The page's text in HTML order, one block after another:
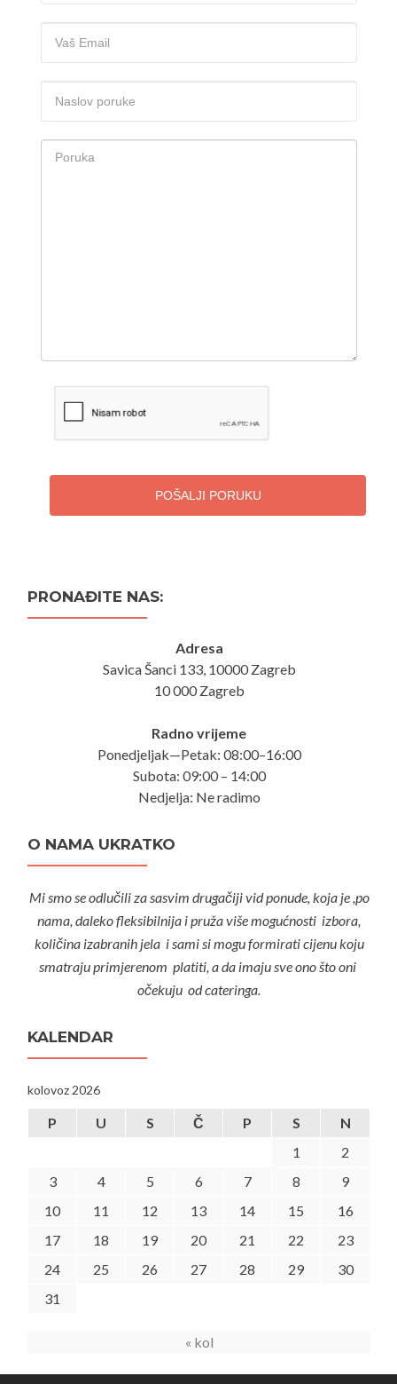
POŠALJI PORUKU
PRONAĐITE NAS:
Adresa
Savica Šanci 133, 10000 Zagreb
10 000 Zagreb
Radno vrijeme
Ponedjeljak—Petak: 08:00–16:00
Subota: 09:00 – 14:00
Nedjelja: Ne radimo
O NAMA UKRATKO
Mi smo se odlučili za sasvim drugačiji vid ponude, koja je ,po
nama, daleko fleksibilnija i pruža više mogućnosti izbora,
količina izabranih jela i sami si mogu formirati cijenu koju
smatraju primjerenom platiti, a da imaju sve ono što oni
očekuju od cateringa.
KALENDAR
kolovoz 2026
P U S Č P S
N
1
2
3
4 5 6 7 8
9
10
11 12 13 14 15
16
17
18 19 20 21 22
23
24
25 26 27 28 29
30
31
« kol